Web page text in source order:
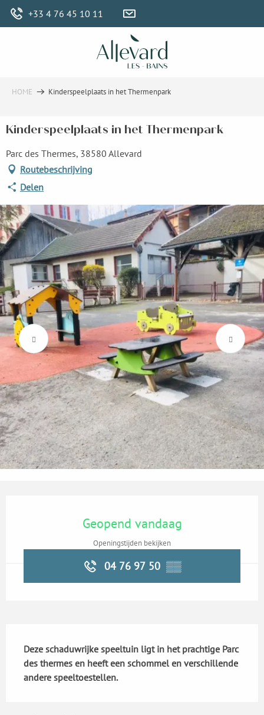
Aller
+33 4 76 45 10 11
HOME Kinderspeelplaats in het Thermenpark
Kinderspeelplaats in het Thermenpark
Parc des Thermes, 38580 Allevard
Routebeschrijving
Delen
Geopend vandaag
Openingstijden bekijken
04 76 97 50 ▒▒
Deze schaduwrijke speeltuin ligt in het prachtige Parc
des thermes en heeft een schommel en verschillende
andere speeltoestellen.